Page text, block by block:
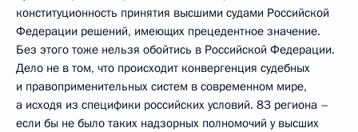
конституционность принятия высшими судами Российской
Федерации решений, имеющих прецедентное значение.
Без этого тоже нельзя обойтись в Российской Федерации.
Дело не в том, что происходит конвергенция судебных
и правоприменительных систем в современном мире,
а исходя из специфики российских условий. 83 региона –
если бы не было таких надзорных полномочий у высших